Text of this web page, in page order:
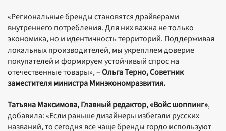
«Региональные бренды становятся драйверами
внутреннего потребления. Для них важна не только
экономика, но и идентичность территорий. Поддерживая
локальных производителей, мы укрепляем доверие
покупателей и формируем устойчивый спрос на
отечественные товары», –Ольга Терно, Советник
заместителя министра Минэкономразвития.
Татьяна Максимова, Главный редактор, «Войс шоппинг»,
добавила: «Если раньше дизайнеры избегали русских
названий, то сегодня все чаще бренды гордо используют